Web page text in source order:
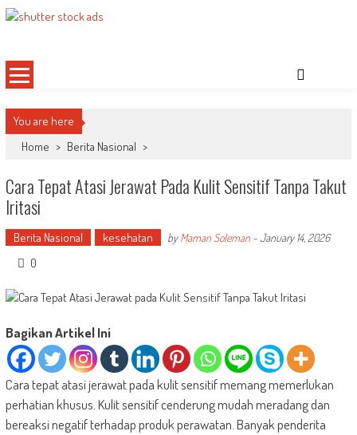
You are here
Home > Berita Nasional >
Cara Tepat Atasi Jerawat Pada Kulit Sensitif Tanpa Takut
Iritasi
Berita Nasional kesehatan byMaman Soleman-January 14, 2026
0
Bagikan Artikel Ini
Cara tepat atasi jerawat pada kulit sensitif memang memerlukan
perhatian khusus. Kulit sensitif cenderung mudah meradang dan
bereaksi negatif terhadap produk perawatan. Banyak penderita